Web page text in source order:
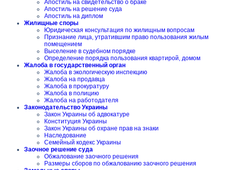
Апостиль на свидетельство о браке
Апостиль на решение суда
Апостиль на диплом
Жилищные споры
Юридическая консультация по жилищным вопросам
Признание лица, утратившим право пользования жилым
помещением
Выселение в судебном порядке
Определение порядка пользования квартирой, домом
Жалоба в государственный орган
Жалоба в экологическую инспекцию
Жалоба на продавца
Жалоба в прокуратуру
Жалоба в полицию
Жалоба на работодателя
Законодательство Украины
Закон Украины об адвокатуре
Конституция Украины
Закон Украины об охране прав на знаки
Наследование
Семейный кодекс Украины
Заочное решение суда
Обжалование заочного решения
Размеры сборов по обжалованию заочного решения